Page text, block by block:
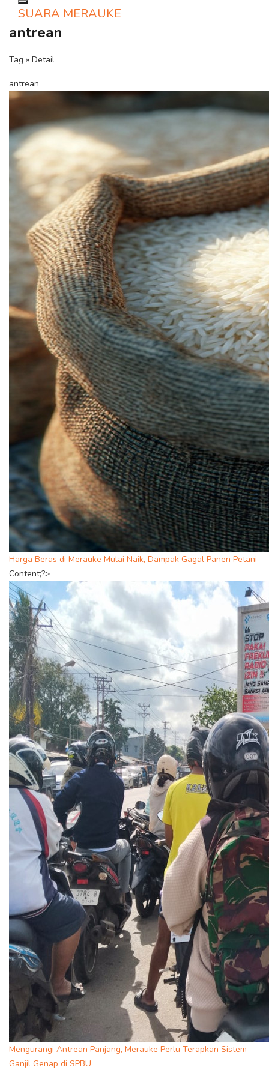
Toggle navigation
SUARA MERAUKE
antrean
Tag » Detail
antrean
Harga Beras di Merauke Mulai Naik, Dampak Gagal Panen Petani
Content;?>
Mengurangi Antrean Panjang, Merauke Perlu Terapkan Sistem
Ganjil Genap di SPBU